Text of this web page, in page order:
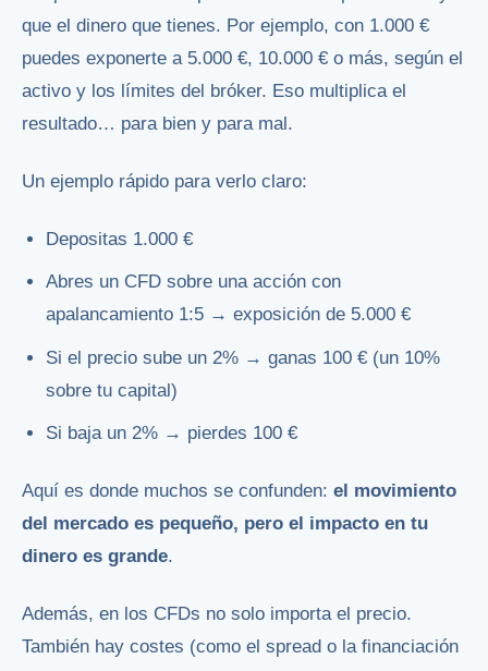
que el dinero que tienes. Por ejemplo, con 1.000 €
puedes exponerte a 5.000 €, 10.000 € o más, según el
activo y los límites del bróker. Eso multiplica el
resultado… para bien y para mal.
Un ejemplo rápido para verlo claro:
Depositas 1.000 €
Abres un CFD sobre una acción con
apalancamiento 1:5 → exposición de 5.000 €
Si el precio sube un 2% → ganas 100 € (un 10%
sobre tu capital)
Si baja un 2% → pierdes 100 €
Aquí es donde muchos se confunden: el movimiento
del mercado es pequeño, pero el impacto en tu
dinero es grande.
Además, en los CFDs no solo importa el precio.
También hay costes (como el spread o la financiación